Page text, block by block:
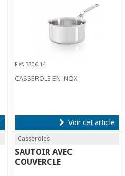
Ref. 3706.14
CASSEROLE EN INOX
Voir cet article
Casseroles
SAUTOIR AVEC
COUVERCLE